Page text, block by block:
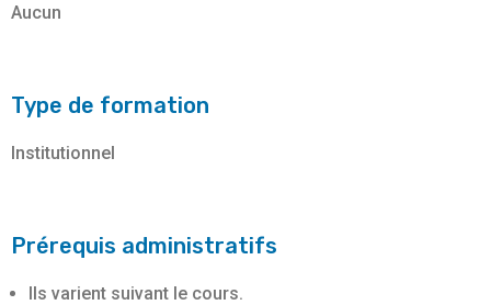
Aucun
Type de formation
Institutionnel
Prérequis administratifs
Ils varient suivant le cours.